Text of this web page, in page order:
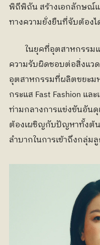
พิถีพิถัน สร้างเอกลักษณ์
ทางความยั่งยืนที่จับต้องไ
ความรับผิดชอบต่อสิ่งแว
อุตสาหกรรมที่ผลิตขยะม
กระแส Fast Fashion แ
ท่ามกลางการแข่งขันอันดุ
ต้องเผชิญกับปัญหาทั้งต้
ลำบากในการเข้าถึงกลุ่ม